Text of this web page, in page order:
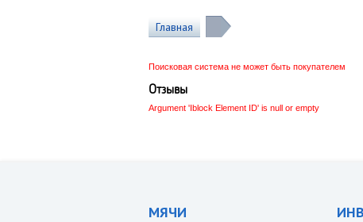
Главная
Поисковая система не может быть покупателем
Отзывы
Argument 'Iblock Element ID' is null or empty
МЯЧИ